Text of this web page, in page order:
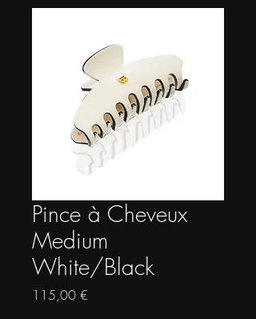
Pince à Cheveux
Medium
White/Black
115,00 €